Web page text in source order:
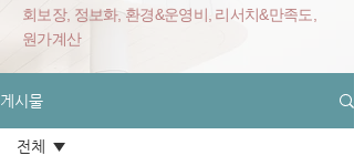
회보장, 정보화, 환경&운영비 , 리서치&만족도,
원가계산
게시물
전체